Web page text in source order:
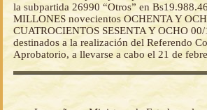
la subpartida 26990 “Otros” en
MILLONES novecientos OCHENTA Y
CUATROCIENTOS SESENTA Y OCHO
destinados a la realización del Referendo
Aprobatorio, a llevarse a cabo el 21 de